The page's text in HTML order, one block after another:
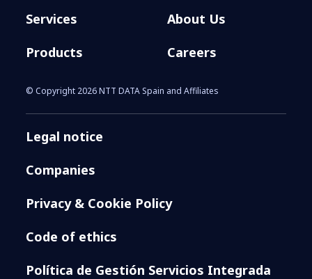
Services
Products
About Us
Careers
© Copyright 2026 NTT DATA Spain and Affiliates
Legal notice
Companies
Privacy & Cookie Policy
Code of ethics
Política de Gestión Servicios Integrada